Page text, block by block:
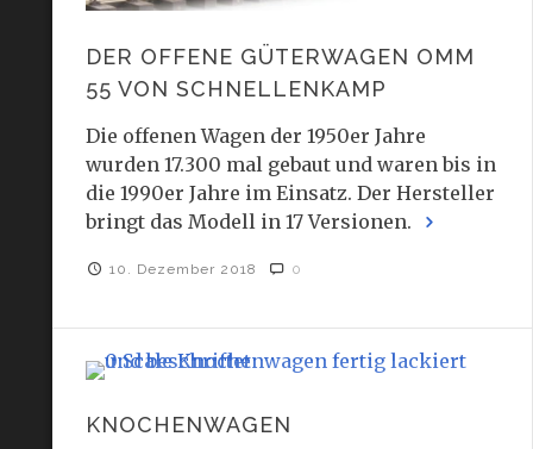
DER OFFENE GÜTERWAGEN OMM
55 VON SCHNELLENKAMP
Die offenen Wagen der 1950er Jahre
wurden 17.300 mal gebaut und waren bis in
die 1990er Jahre im Einsatz. Der Hersteller
bringt das Modell in 17 Versionen.
10. Dezember 2018 0
KNOCHENWAGEN